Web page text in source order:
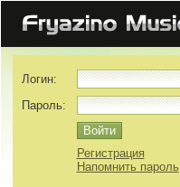
Логин:
Пароль:
Регистрация
Напомнить пароль